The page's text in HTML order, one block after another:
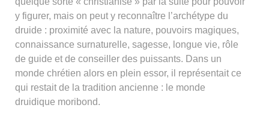
y figurer, mais on peut y reconnaître l’archétype du
druide : proximité avec la nature, pouvoirs magiques,
connaissance surnaturelle, sagesse, longue vie, rôle
de guide et de conseiller des puissants. Dans un
monde chrétien alors en plein essor, il représentait ce
qui restait de la tradition ancienne : le monde
druidique moribond.